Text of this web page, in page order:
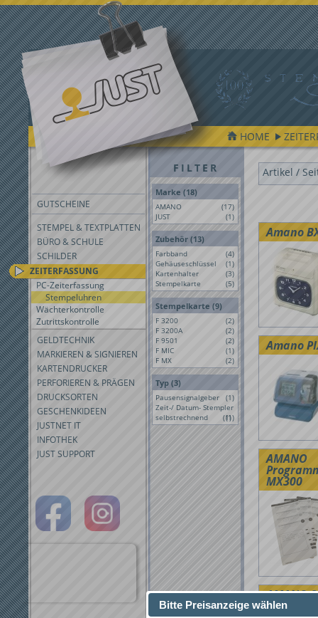
HOME
GUTSCHEINE
STEMPEL & TEXTPLATTEN
BÜRO & SCHULE
SCHILDER
ZEITERFASSUNG
PC-Zeiterfassung
Stempeluhren
Wächterkontrolle
Zutrittskontrolle
GELDTECHNIK
MARKIEREN & SIGNIEREN
KARTENDRUCKER
PERFORIEREN & PRÄGEN
DRUCKSORTEN
GESCHENKIDEEN
JUSTNET IT
INFOTHEK
JUST SUPPORT
FILTER
Marke (18)
AMANO
(17)
JUST
(1)
Zubehör (13)
Farbband
(4)
Gehäuseschlüssel
(1)
Kartenhalter
(3)
Stempelkarte
(5)
Stempelkarte (9)
F 3200
(2)
F 3200A
(2)
F 9501
(2)
F MIC
(1)
F MX
(2)
Typ (3)
Pausensignalgeber
(1)
Zeit-/ Datum- Stempler
(1)
selbstrechnend (1)
Artikel /
Amano
Amano
AMANO
MX300
AMANO
3200
Bitte Preisanzeige wählen